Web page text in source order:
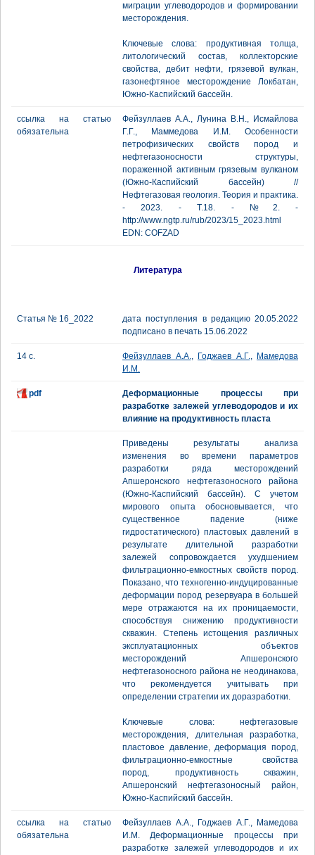
миграции углеводородов и формировании
месторождения.
Ключевые слова: продуктивная толща,
литологический состав, коллекторские
свойства, дебит нефти, грязевой вулкан,
газонефтяное месторождение Локбатан,
Южно-Каспийский бассейн.
ссылка на статью
обязательна
Фейзуллаев А.А., Лунина В.Н., Исмайлова
Г.Г., Маммедова И.М. Особенности
петрофизических свойств пород и
нефтегазоносности структуры,
пораженной активным грязевым вулканом
(Южно-Каспийский бассейн) //
Нефтегазовая геология. Теория и практика.
- 2023. - Т.18. - №2. -
http://www.ngtp.ru/rub/2023/15_2023.html
EDN: COFZAD
Литература
Статья № 16_2022
дата поступления в редакцию 20.05.2022
подписано в печать 15.06.2022
14 с. Фейзуллаев А.А., Годжаев А.Г., Мамедова
И.М.
pdf
Деформационные процессы при
разработке залежей углеводородов и их
влияние на продуктивность пласта
Приведены результаты анализа
изменения во времени параметров
разработки ряда месторождений
Апшеронского нефтегазоносного района
(Южно-Каспийский бассейн). С учетом
мирового опыта обосновывается, что
существенное падение (ниже
гидростатического) пластовых давлений в
результате длительной разработки
залежей сопровождается ухудшением
фильтрационно-емкостных свойств пород.
Показано, что техногенно-индуцированные
деформации пород резервуара в большей
мере отражаются на их проницаемости,
способствуя снижению продуктивности
скважин. Степень истощения различных
эксплуатационных объектов
месторождений Апшеронского
нефтегазоносного района не неодинакова,
что рекомендуется учитывать при
определении стратегии их доразработки.
Ключевые слова: нефтегазовые
месторождения, длительная разработка,
пластовое давление, деформация пород,
фильтрационно-емкостные свойства
пород, продуктивность скважин,
Апшеронский нефтегазоносный район,
Южно-Каспийский бассейн.
ссылка на статью
обязательна
Фейзуллаев А.А., Годжаев A.Г., Мамедова
И.М. Деформационные процессы при
разработке залежей углеводородов и их